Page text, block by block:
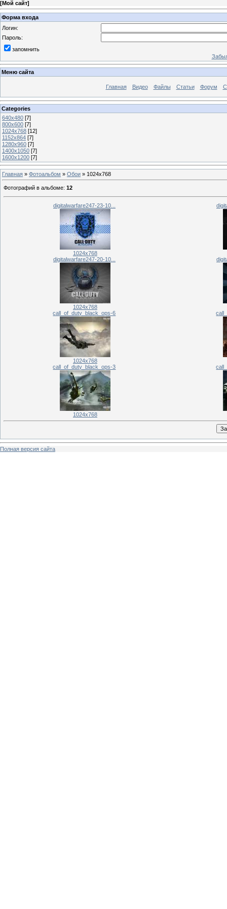
[Мой сайт]
Форма входа
Логин:
Пароль:
запомнить
Меню сайта
Главная Видео Файлы Статьи Форум
Categories
640x480 [7]
800x600 [7]
1024x768 [12]
1152x864 [7]
1280x960 [7]
1400x1050 [7]
1600x1200 [7]
Главная » Фотоальбом » Обои » 1024x768
Фотографий в альбоме: 12
digitalwarfare247-23-10...
1024x768
digitalwarfare247-20-10...
1024x768
call_of_duty_black_ops-6
1024x768
call_of_duty_black_ops-3
1024x768
Полная версия сайта